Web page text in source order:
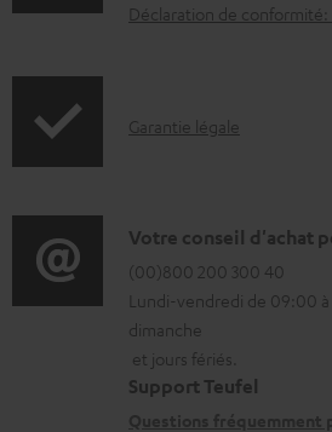
u
n
t
é
l
é
c
Déclaration de conformité:
I
o
r
m
a
t
Garantie légale
D
é
t
a
i
Votre conseil d'achat
(00)800 200 300 40
Lundi-vendredi de 09:00 à
dimanche
et jours fériés.
Support Teufel